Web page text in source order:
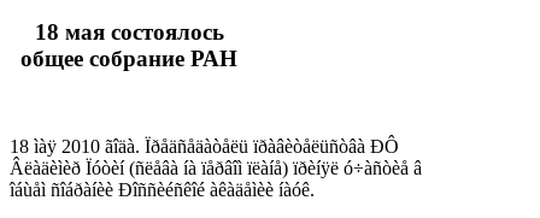
18 мая состоялось
общее собрание РАН
18 ìàÿ 2010 ãîäà. Ïðåäñåäàòåëü ïðàâèòåëüñòâà ÐÔ
Âëàäèìèð Ïóòèí (ñëåâà íà ïåðâîì ïëàíå) ïðèíÿë ó÷àñòèå â
îáùåì ñîáðàíèè Ðîññèéñêîé àêàäåìèè íàóê.